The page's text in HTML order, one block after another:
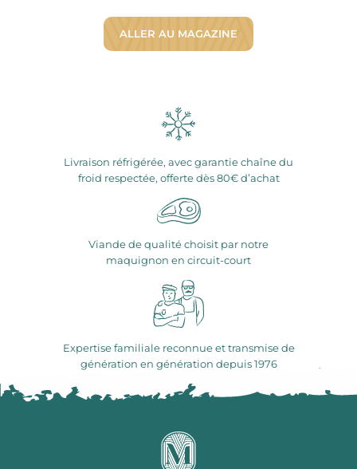
ALLER AU MAGAZINE
Livraison réfrigérée, avec garantie chaîne du
froid respectée, offerte dès 80€ d’achat
Viande de qualité choisit par notre
maquignon en circuit-court
Expertise familiale reconnue et transmise de
génération en génération depuis 1976